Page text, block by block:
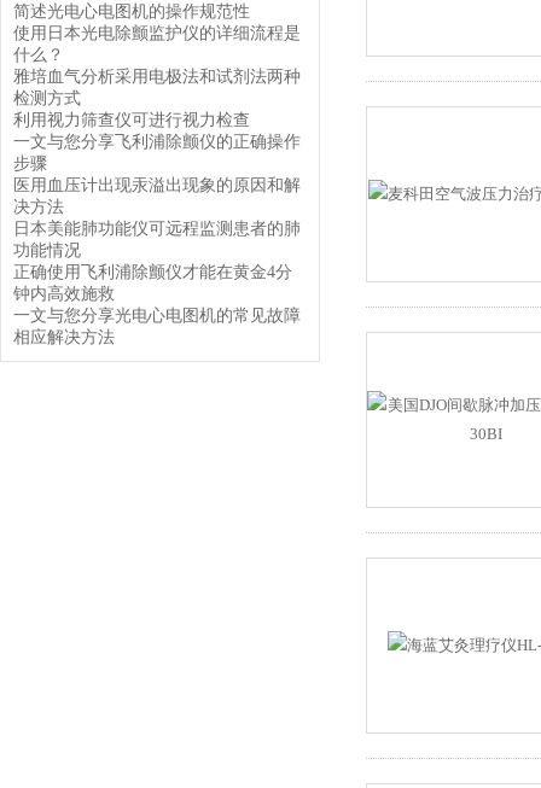
简述光电心电图机的操作规范性
使用日本光电除颤监护仪的详细流程是
什么？
雅培血气分析采用电极法和试剂法两种
检测方式
利用视力筛查仪可进行视力检查
一文与您分享飞利浦除颤仪的正确操作
步骤
医用血压计出现汞溢出现象的原因和解
决方法
日本美能肺功能仪可远程监测患者的肺
功能情况
正确使用飞利浦除颤仪才能在黄金4分
钟内高效施救
一文与您分享光电心电图机的常见故障
相应解决方法